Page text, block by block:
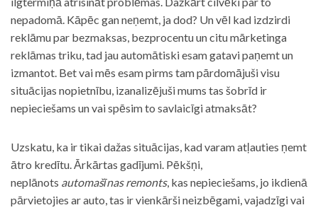
nepadomā. Kāpēc gan neņemt, ja dod? Un vēl kad izdzirdi
reklāmu par bezmaksas, bezprocentu un citu mārketinga
reklāmas triku, tad jau automātiski esam gatavi paņemt un
izmantot. Bet vai mēs esam pirms tam pārdomājuši visu
situācijas nopietnību, izanalizējuši mums tas šobrīd ir
nepieciešams un vai spēsim to savlaicīgi atmaksāt?
Uzskatu, ka ir tikai dažas situācijas, kad varam atļauties ņemt
ātro kredītu. Ārkārtas gadījumi. Pēkšņi,
neplānots automašīnas remonts, kas nepieciešams, jo ikdienā
pārvietojies ar auto, tas ir vienkārši neizbēgami, vajadzīgi vai